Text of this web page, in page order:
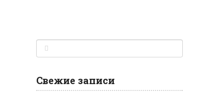
Свежие записи